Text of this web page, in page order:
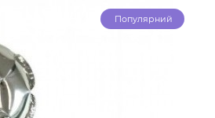
Популярний